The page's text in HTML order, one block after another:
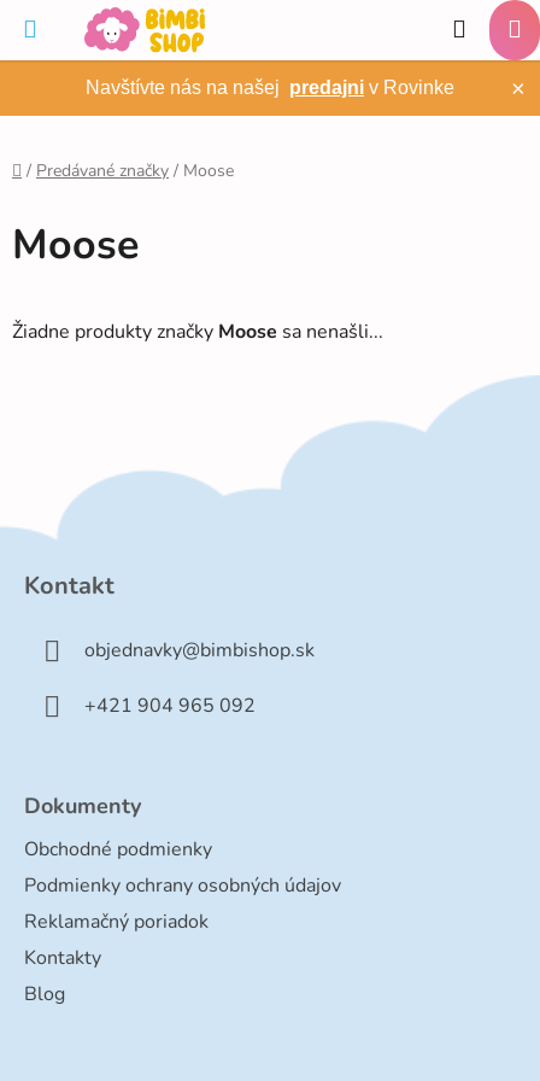
obsah
Navštívte nás na našej predajni v Rovinke ×
Hľadať
/ Predávané značky / Moose
Moose
Žiadne produkty značky Moose sa nenašli...
Kontakt
objednavky@bimbishop.sk
+421 904 965 092
Dokumenty
Obchodné podmienky
Podmienky ochrany osobných údajov
Reklamačný poriadok
Kontakty
Blog